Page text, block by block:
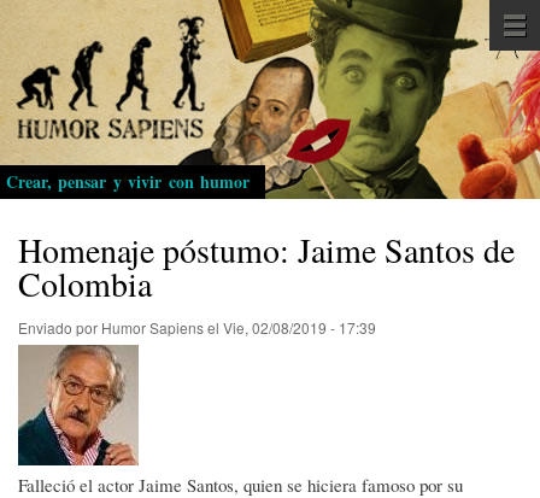
Pasar
al
contenido
principal
Crear, pensar y vivir con humor
Homenaje póstumo: Jaime Santos de
Colombia
Enviado por Humor Sapiensel Vie, 02/08/2019 - 17:39
Falleció el actor Jaime Santos, quien se hiciera famoso por su